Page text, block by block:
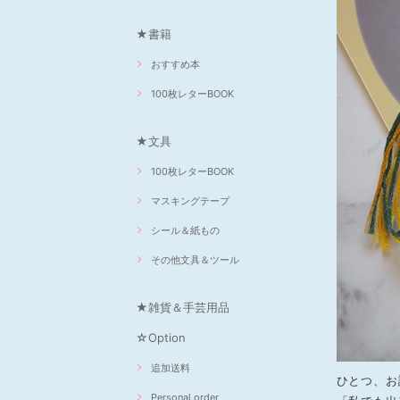
★書籍
おすすめ本
100枚レターBOOK
★文具
100枚レターBOOK
マスキングテープ
シール＆紙もの
その他文具＆ツール
★雑貨＆手芸用品
☆Option
追加送料
Personal order
ひとつ、